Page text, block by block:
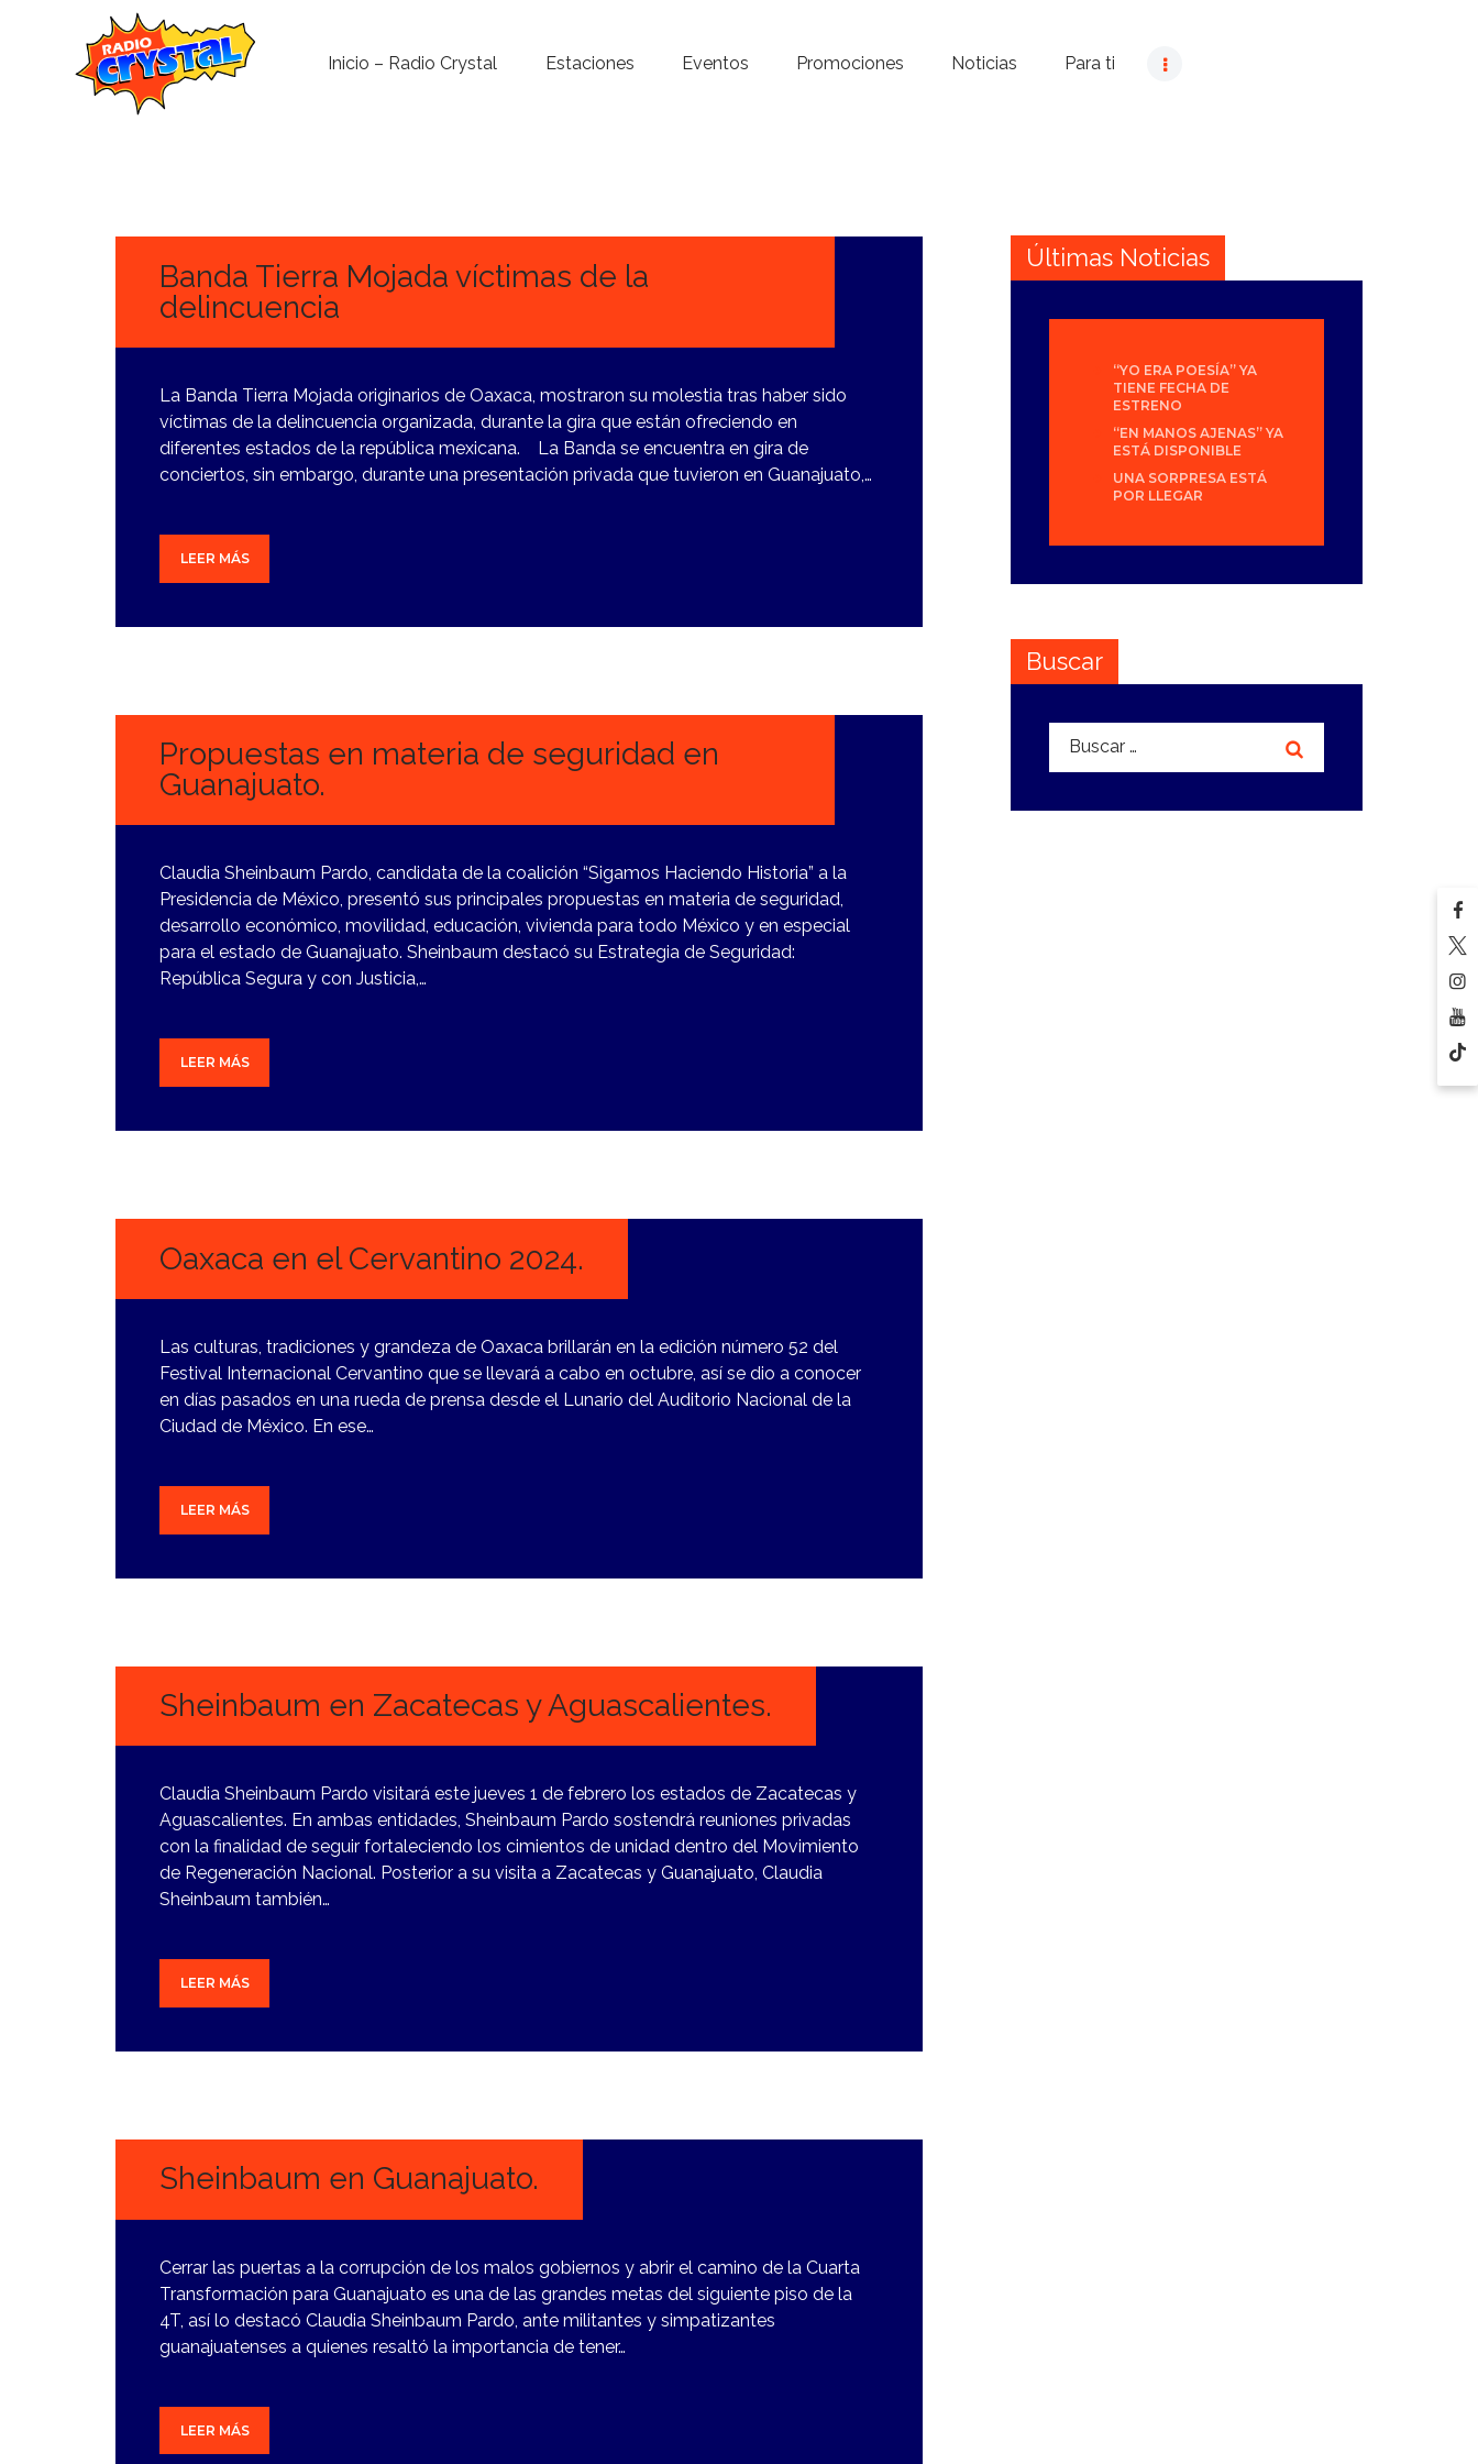
Inicio – Radio Crystal Estaciones Eventos Promociones Noticias Para ti
Noticias
Contacto
Banda Tierra Mojada víctimas de la
delincuencia
La Banda Tierra Mojada originarios de Oaxaca, mostraron su molestia tras haber sido
víctimas de la delincuencia organizada, durante la gira que están ofreciendo en
diferentes estados de la república mexicana. La Banda se encuentra en gira de
conciertos, sin embargo, durante una presentación privada que tuvieron en Guanajuato,…
LEER MÁS
Propuestas en materia de seguridad en
Guanajuato.
Claudia Sheinbaum Pardo, candidata de la coalición “Sigamos Haciendo Historia” a la
Presidencia de México, presentó sus principales propuestas en materia de seguridad,
desarrollo económico, movilidad, educación, vivienda para todo México y en especial
para el estado de Guanajuato. Sheinbaum destacó su Estrategia de Seguridad:
República Segura y con Justicia,…
LEER MÁS
Oaxaca en el Cervantino 2024.
Las culturas, tradiciones y grandeza de Oaxaca brillarán en la edición número 52 del
Festival Internacional Cervantino que se llevará a cabo en octubre, así se dio a conocer
en días pasados en una rueda de prensa desde el Lunario del Auditorio Nacional de la
Ciudad de México. En ese…
LEER MÁS
Sheinbaum en Zacatecas y Aguascalientes.
Claudia Sheinbaum Pardo visitará este jueves 1 de febrero los estados de Zacatecas y
Aguascalientes. En ambas entidades, Sheinbaum Pardo sostendrá reuniones privadas
con la finalidad de seguir fortaleciendo los cimientos de unidad dentro del Movimiento
de Regeneración Nacional. Posterior a su visita a Zacatecas y Guanajuato, Claudia
Sheinbaum también…
LEER MÁS
Sheinbaum en Guanajuato.
Cerrar las puertas a la corrupción de los malos gobiernos y abrir el camino de la Cuarta
Transformación para Guanajuato es una de las grandes metas del siguiente piso de la
4T, así lo destacó Claudia Sheinbaum Pardo, ante militantes y simpatizantes
guanajuatenses a quienes resaltó la importancia de tener…
LEER MÁS
Últimas Noticias
“YO ERA POESÍA” YA
TIENE FECHA DE
ESTRENO
“EN MANOS AJENAS” YA
ESTÁ DISPONIBLE
UNA SORPRESA ESTÁ
POR LLEGAR
Buscar
Buscar: